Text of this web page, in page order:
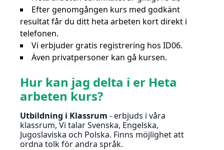
Efter genomgången kurs med godkänt
resultat får du ditt heta arbeten kort direkt i
telefonen.
Vi erbjuder gratis registrering hos ID06.
Även privatpersoner kan gå kursen.
Hur kan jag delta i er Heta
arbeten kurs?
Utbildning i Klassrum - erbjuds i våra
klassrum, Vi talar Svenska, Engelska,
Jugoslaviska och Polska. Finns möjlighet att
ordna tolk för andra språk.